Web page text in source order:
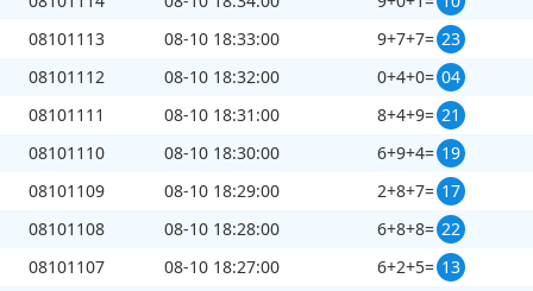
08101113
08-10 18:33:00 9+7+7= 23
08101112
08-10 18:32:00 0+4+0= 04
08101111
08-10 18:31:00 8+4+9= 21
08101110
08-10 18:30:00 6+9+4= 19
08101109
08-10 18:29:00 2+8+7= 17
08101108
08-10 18:28:00 6+8+8= 22
08101107
08-10 18:27:00 6+2+5= 13